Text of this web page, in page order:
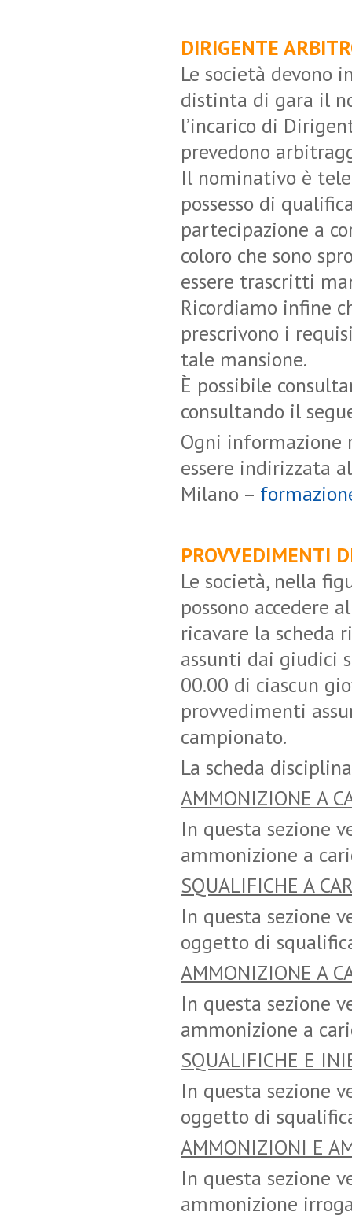
DIRIGENTE
Le società devono
distinta di gara il
l’incarico di
prevedono
Il nominativo è
possesso di
partecipazione a
coloro che sono
essere trascritti
Ricordiamo infine
prescrivono i
tale mansione.
È possibile
consultando il
Ogni
essere indirizzata
Milano –
PROVVEDIMENTI
Le società, nella
possono accedere
ricavare la scheda
assunti dai giudici
00.00 di ciascun
provvedimenti
campionato.
La scheda
AMMONIZIONE A
In questa sezione
ammonizione a
SQUALIFICHE A
In questa sezione
oggetto di
AMMONIZIONE A
In questa sezione
ammonizione a
SQUALIFICHE E
In questa sezione
oggetto di
AMMONIZIONI E
In questa sezione
ammonizione